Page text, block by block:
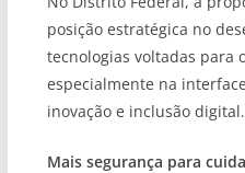
posição estratégica no
tecnologias voltadas para
especialmente na
inovação e inclusão digital.
Mais segurança para